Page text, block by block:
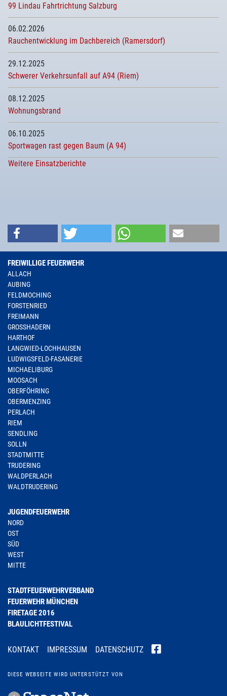
99 Lindau Fahrtrichtung Salzburg
06.02.2026
Rauchentwicklung im Dachbereich (Ramersdorf)
29.12.2025
Schwerer Verkehrsunfall auf A94 (Riem)
08.12.2025
Wohnungsbrand
06.10.2025
Sportwagen rast gegen Baum (A 94)
Weitere Einsatzberichte
FREIWILLIGE FEUERWEHR
ALLACH
AUBING
FELDMOCHING
FORSTENRIED
FREIMANN
GROSSHADERN
HARTHOF
LANGWIED-LOCHHAUSEN
LUDWIGSFELD-FASANERIE
MICHAELIBURG
MOOSACH
OBERFÖHRING
OBERMENZING
PERLACH
RIEM
SENDLING
SOLLN
STADTMITTE
TRUDERING
WALDPERLACH
WALDTRUDERING
JUGENDFEUERWEHR
NORD
OST
SÜD
WEST
MITTE
STADTFEUERWEHRVERBAND
FEUERWEHR MÜNCHEN
FIRETAGE 2016
BLAULICHTFESTIVAL
KONTAKT IMPRESSUM DATENSCHUTZ
DIESE WEBSEITE WIRD UNTERSTÜTZT VON